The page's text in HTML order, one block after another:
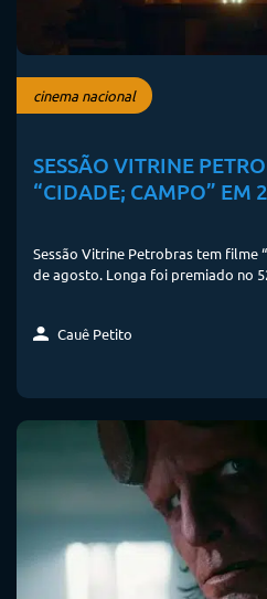
cinema nacional
SESSÃO VITRINE
“CIDADE; CAMPO” EM
Sessão Vitrine Petrobras tem filme
de agosto. Longa foi premiado no
Cauê Petito